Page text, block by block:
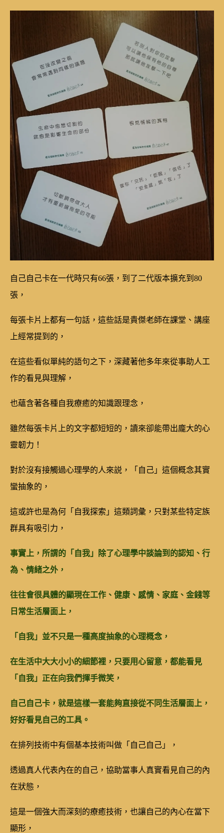
自己自己卡在一代時只有66張，到了二代版本擴充到80
張，
每張卡片上都有一句話，這些話是貴傑老師在課堂、講座
上經常提到的，
在這些看似單純的語句之下，深藏著他多年來從事助人工
作的看見與理解，
也蘊含著各種自我療癒的知識跟理念，
雖然每張卡片上的文字都短短的，讀來卻能帶出龐大的心
靈韌力！
對於沒有接觸過心理學的人來説，「自己」這個概念其實
蠻抽象的，
這或許也是為何「自我探索」這類詞彙，只對某些特定族
群具有吸引力，
事實上，所謂的「自我」除了心理學中談論到的認知、行
為、情緒之外，
往往會很具體的顯現在工作、健康、感情、家庭、金錢等
日常生活層面上，
「自我」並不只是一種高度抽象的心理概念，
在生活中大大小小的細節裡，只要用心留意，都能看見
「自我」正在向我們揮手微笑，
自己自己卡，就是這樣一套能夠直接從不同生活層面上，
好好看見自己的工具。
在排列技術中有個基本技術叫做「自己自己」，
透過真人代表內在的自己，協助當事人真實看見自己的內
在狀態，
這是一個強大而深刻的療癒技術，也讓自己的內心在當下
顯形，